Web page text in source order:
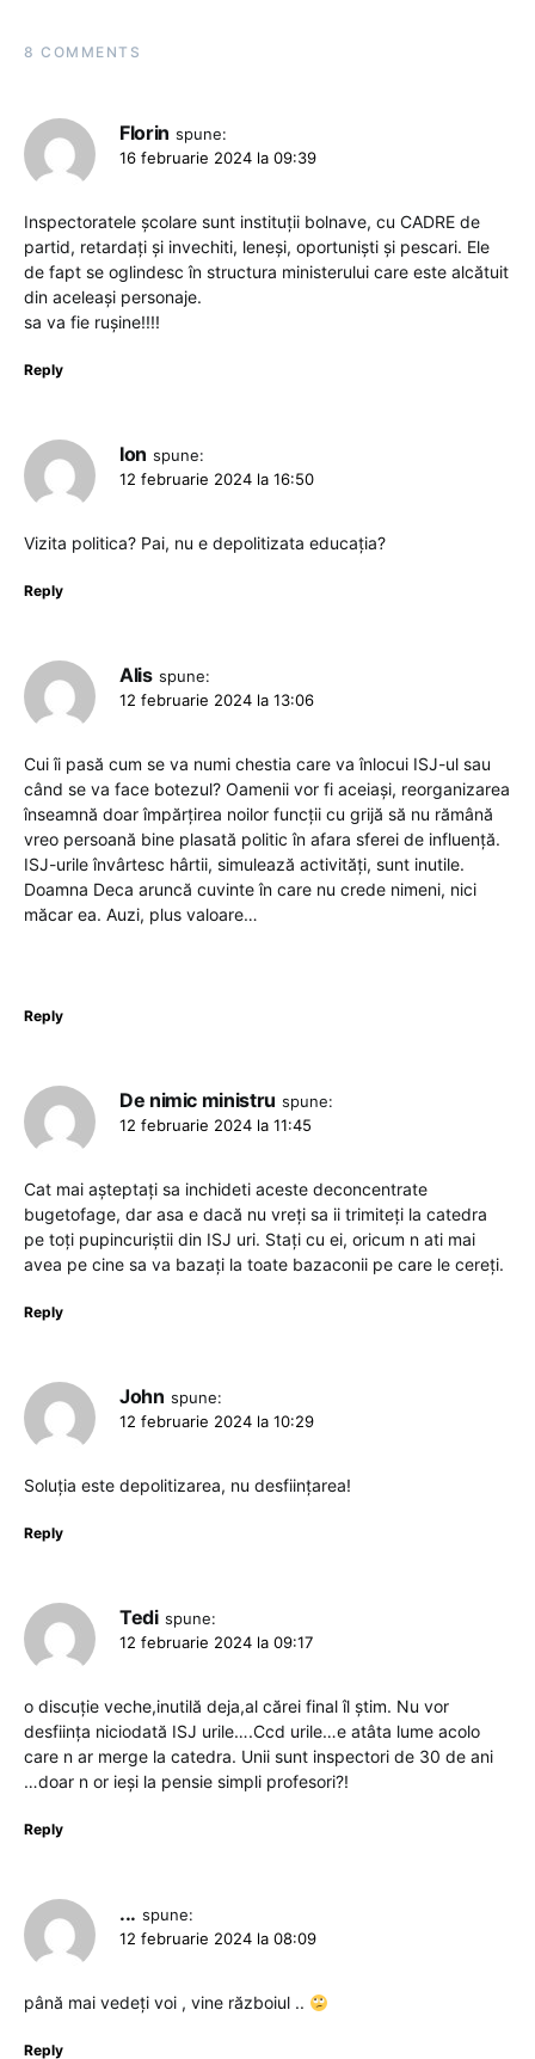
8 COMMENTS
Florin spune:
16 februarie 2024 la 09:39
Inspectoratele școlare sunt instituții bolnave, cu CADRE de
partid, retardați și invechiti, leneși, oportuniști și pescari. Ele
de fapt se oglindesc în structura ministerului care este alcătuit
din aceleași personaje.
sa va fie rușine!!!!
Reply
Ion spune:
12 februarie 2024 la 16:50
Vizita politica? Pai, nu e depolitizata educația?
Reply
Alis spune:
12 februarie 2024 la 13:06
Cui îi pasă cum se va numi chestia care va înlocui ISJ-ul sau
când se va face botezul? Oamenii vor fi aceiași, reorganizarea
înseamnă doar împărțirea noilor funcții cu grijă să nu rămână
vreo persoană bine plasată politic în afara sferei de influență.
ISJ-urile învârtesc hârtii, simulează activități, sunt inutile.
Doamna Deca aruncă cuvinte în care nu crede nimeni, nici
măcar ea. Auzi, plus valoare…
Reply
De nimic ministru spune:
12 februarie 2024 la 11:45
Cat mai așteptați sa inchideti aceste deconcentrate
bugetofage, dar asa e dacă nu vreți sa ii trimiteți la catedra
pe toți pupincuriștii din ISJ uri. Stați cu ei, oricum n ati mai
avea pe cine sa va bazați la toate bazaconii pe care le cereți.
Reply
John spune:
12 februarie 2024 la 10:29
Soluția este depolitizarea, nu desființarea!
Reply
Tedi spune:
12 februarie 2024 la 09:17
o discuție veche,inutilă deja,al cărei final îl știm. Nu vor
desființa niciodată ISJ urile….Ccd urile…e atâta lume acolo
care n ar merge la catedra. Unii sunt inspectori de 30 de ani
…doar n or ieși la pensie simpli profesori?!
Reply
... spune:
12 februarie 2024 la 08:09
până mai vedeți voi , vine războiul ..
Reply